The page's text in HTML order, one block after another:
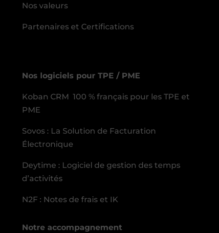
Nos valeurs
Partenaires et Certifications
Nos logiciels pour TPE / PME
Koban CRM 100 % français pour les TPE et
PME
Sovos : La Solution de Facturation
Électronique
Deytime : Logiciel de gestion des temps
d’activités
N2F : Notes de frais et IK
Notre accompagnement